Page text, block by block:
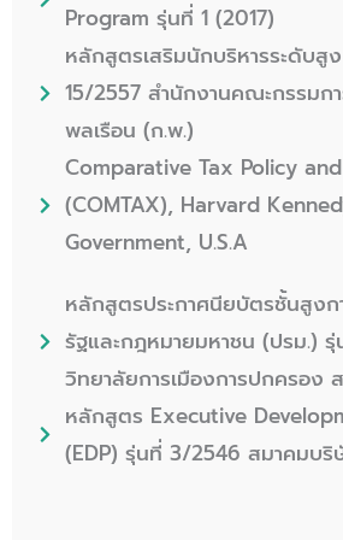
Program รุ่นที่ 1 (2017)
หลักสูตรเสริมนักบริหารระดับสู
15/2557 สำนักงานคณะกรรมกา
พลเรือน (ก.พ.)
Comparative Tax Policy
(COMTAX), Harvard
Government, U.S.A
หลักสูตรประกาศนียบัตรชั้นสูงก
รัฐและกฎหมายมหาชน (ปรม.)
วิทยาลัยการเมืองการปกครอง
หลักสูตร Executive
(EDP) รุ่นที่ 3/2546 สมาคมบริ